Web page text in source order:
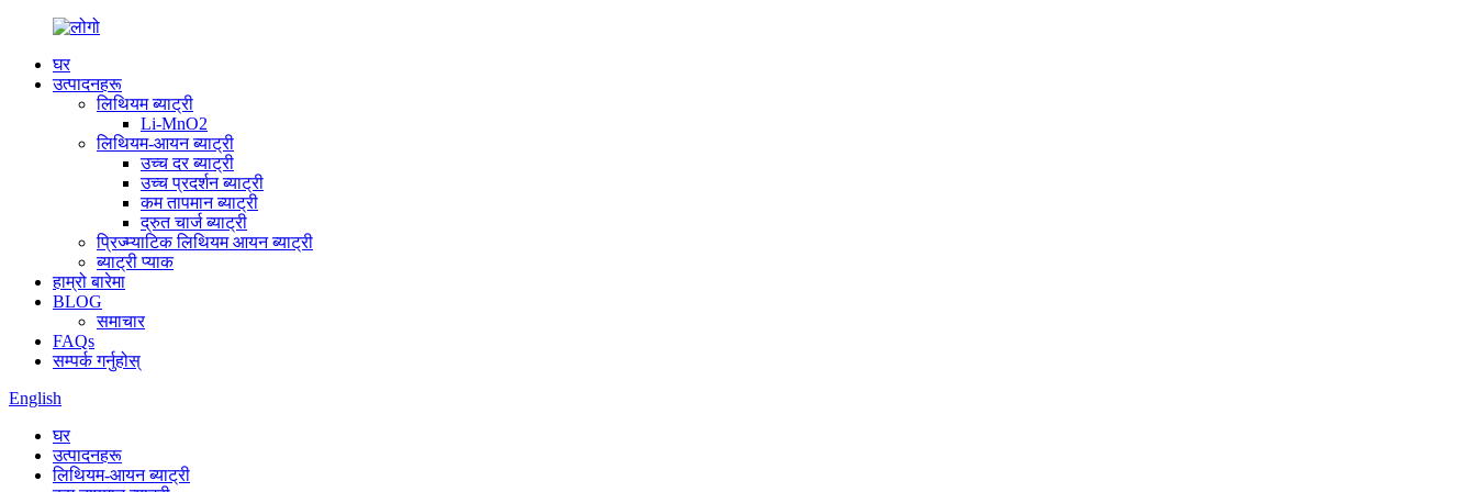
घर
उत्पादनहरू
लिथियम ब्याट्री
Li-MnO2
लिथियम-आयन ब्याट्री
उच्च दर ब्याट्री
उच्च प्रदर्शन ब्याट्री
कम तापमान ब्याट्री
द्रुत चार्ज ब्याट्री
प्रिज्म्याटिक लिथियम आयन ब्याट्री
ब्याट्री प्याक
हाम्रो बारेमा
BLOG
समाचार
FAQs
सम्पर्क गर्नुहोस्
English
घर
उत्पादनहरू
लिथियम-आयन ब्याट्री